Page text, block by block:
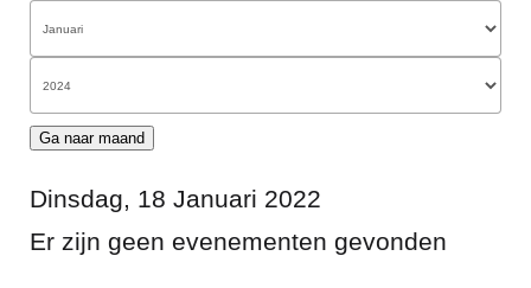
Ga naar maand
Dinsdag, 18 Januari 2022
Er zijn geen evenementen gevonden